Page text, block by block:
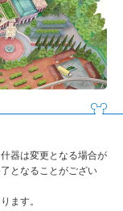
器は変更となる場合が
となることがござい
ます。